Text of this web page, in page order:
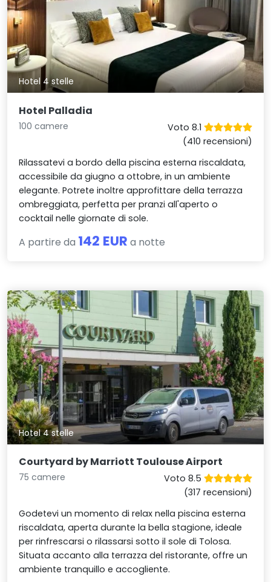
Hotel 4 stelle
Hotel Palladia
100 camere
Voto 8.1
(410 recensioni)
Rilassatevi a bordo della piscina esterna riscaldata,
accessibile da giugno a ottobre, in un ambiente
elegante. Potrete inoltre approfittare della terrazza
ombreggiata, perfetta per pranzi all'aperto o
cocktail nelle giornate di sole.
A partire da 142 EUR a notte
Hotel 4 stelle
Courtyard by Marriott Toulouse Airport
75 camere
Voto 8.5
(317 recensioni)
Godetevi un momento di relax nella piscina esterna
riscaldata, aperta durante la bella stagione, ideale
per rinfrescarsi o rilassarsi sotto il sole di Tolosa.
Situata accanto alla terrazza del ristorante, offre un
ambiente tranquillo e accogliente.